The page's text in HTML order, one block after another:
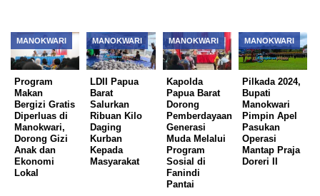
MANOKWARI
Program
Makan
Bergizi Gratis
Diperluas di
Manokwari,
Dorong Gizi
Anak dan
Ekonomi
Lokal
MANOKWARI
LDII Papua
Barat
Salurkan
Ribuan Kilo
Daging
Kurban
Kepada
Masyarakat
MANOKWARI
Kapolda
Papua Barat
Dorong
Pemberdayaan
Generasi
Muda Melalui
Program
Sosial di
Fanindi
Pantai
MANOKWARI
Pilkada 2024,
Bupati
Manokwari
Pimpin Apel
Pasukan
Operasi
Mantap Praja
Doreri II